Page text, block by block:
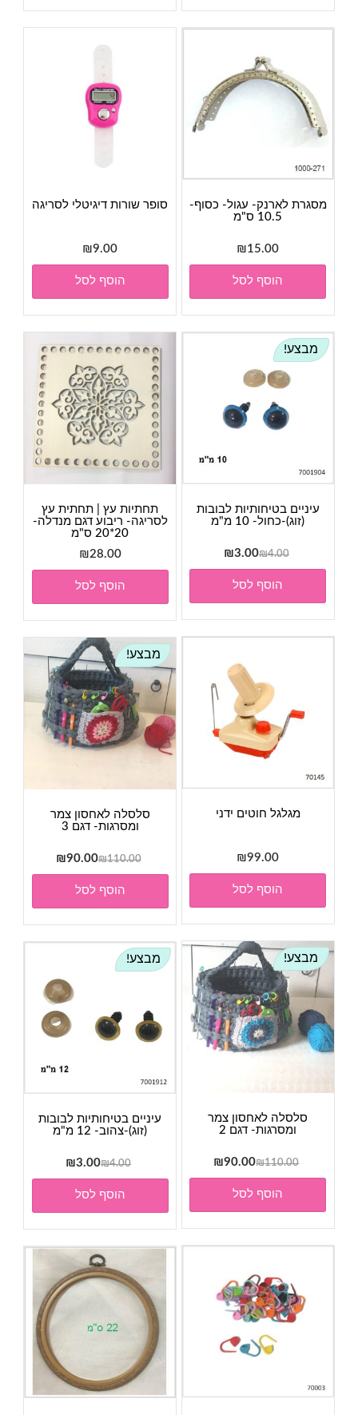
מסגרת לארנק- עגול- כסוף-
10.5 ס"מ
₪15.00
הוסף לסל
סופר שורות דיגיטלי לסריגה
₪9.00
הוסף לסל
מבצע!
עיניים בטיחותיות לבובות
(זוג)-כחול- 10 מ"מ
₪4.00
המחיר
המקורי
היה:
₪4.00.
₪3.00
הנוכחי
₪3.00.
הוסף לסל
תחתיות עץ | תחתית עץ
לסריגה- ריבוע דגם מנדלה-
20*20 ס"מ
₪28.00
הוסף לסל
מגלגל חוטים ידני
₪99.00
הוסף לסל
מבצע!
סלסלה לאחסון צמר
ומסרגות- דגם 3
₪110.00
המחיר
המקורי
היה:
₪110.00.
₪90.00
הנוכחי
₪90.00.
הוסף לסל
מבצע!
סלסלה לאחסון צמר
ומסרגות- דגם 2
₪110.00
המחיר
המקורי
היה:
₪110.00.
₪90.00
המחיר
הנוכחי
₪90.00.
הוסף לסל
מבצע!
עיניים בטיחותיות לבובות
(זוג)-צהוב- 12 מ"מ
₪4.00
המחיר
המקורי
היה:
₪4.00.
₪3.00
המחיר
הנוכחי
₪3.00.
הוסף לסל